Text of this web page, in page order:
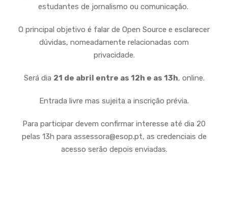
estudantes de jornalismo ou comunicação.
O principal objetivo é falar de Open Source e esclarecer
dúvidas, nomeadamente relacionadas com
privacidade.
Será dia 21 de abril entre as 12h e as 13h, online.
Entrada livre mas sujeita a inscrição prévia.
Para participar devem confirmar interesse até dia 20
pelas 13h para assessora@esop.pt, as credenciais de
acesso serão depois enviadas.